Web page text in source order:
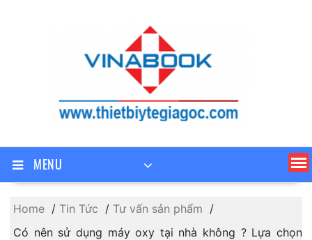
MENU
Home Tin Tức
Tư vấn sản phẩm
Có nên sử dụng máy oxy tại nhà không ? Lựa chọn